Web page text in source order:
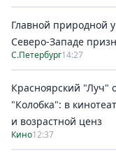
Главной природной
Северо-Западе
С.Петербург14:27
Красноярский "Луч"
"Колобка": в
и возрастной ценз
Кино12:37